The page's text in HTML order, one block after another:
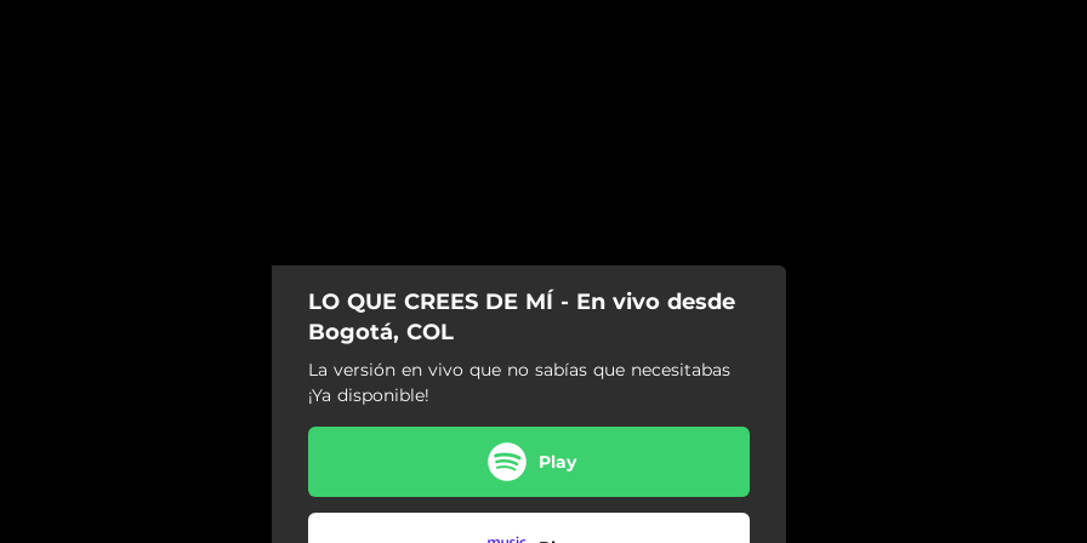
LO QUE CREES DE MÍ - En vivo desde
Bogotá, COL
La versión en vivo que no sabías que necesitabas
¡Ya disponible!
Play